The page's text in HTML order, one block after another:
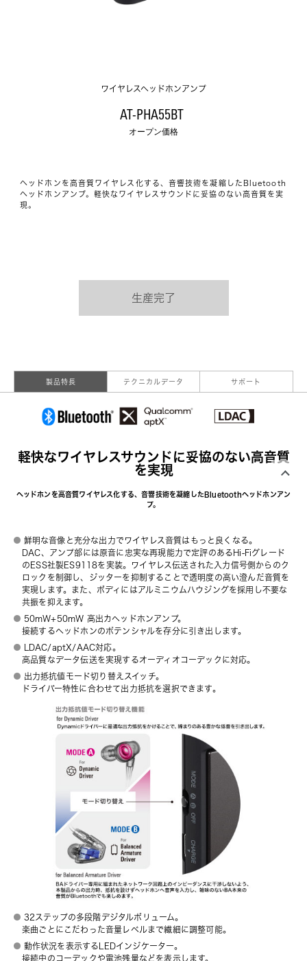
ワイヤレスヘッドホンアンプ
AT-PHA55BT
オープン価格
ヘッドホンを高音質ワイヤレス化する、音響技術を凝縮したBluetooth
ヘッドホンアンプ。軽快なワイヤレスサウンドに妥協のない高音質を実
現。
生産完了
製品特長 テクニカルデータ サポート
軽快なワイヤレスサウンドに妥協のない高音質
を実現
ヘッドホンを高音質ワイヤレス化する、音響技術を凝縮したBluetoothヘッドホンアン
プ。
鮮明な音像と充分な出力でワイヤレス音質はもっと良くなる。
DAC、アンプ部には原音に忠実な再現能力で定評のあるHi-Fiグレード
のESS社製ES9118を実装。ワイヤレス伝送された入力信号側からのク
ロックを制御し、ジッターを抑制することで透明度の高い澄んだ音質を
実現します。また、ボディにはアルミニウムハウジングを採用し不要な
共振を抑えます。
50mW+50mW 高出カヘッドホンアンプ。
接続するヘッドホンのポテンシャルを存分に引き出します。
LDAC/aptX/AAC対応。
高品質なデータ伝送を実現するオーディオコーデックに対応。
出力抵抗値モード切り替えスイッチ。
ドライバー特性に合わせて出力抵抗を選択できます。
32ステップの多段階デジタルボリューム。
楽曲ごとにこだわった音量レベルまで繊細に調整可能。
動作状況を表示するLEDインジケーター。
接続中のコーデックや電池残量などを表示します。